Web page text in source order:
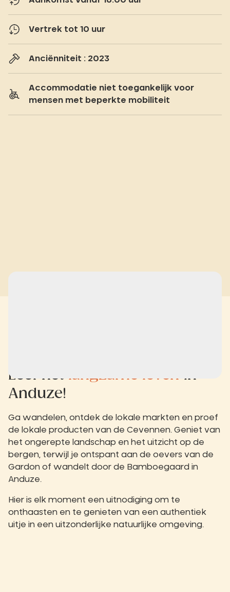
Vertrek tot 10 uur
Anciënniteit : 2023
Accommodatie niet toegankelijk voor
mensen met beperkte mobiliteit
Leef het langzame leven in
Anduze!
Ga wandelen, ontdek de lokale markten en proef
de lokale producten van de Cevennen. Geniet van
het ongerepte landschap en het uitzicht op de
bergen, terwijl je ontspant aan de oevers van de
Gardon of wandelt door de Bamboegaard in
Anduze.
Hier is elk moment een uitnodiging om te
onthaasten en te genieten van een authentiek
uitje in een uitzonderlijke natuurlijke omgeving.